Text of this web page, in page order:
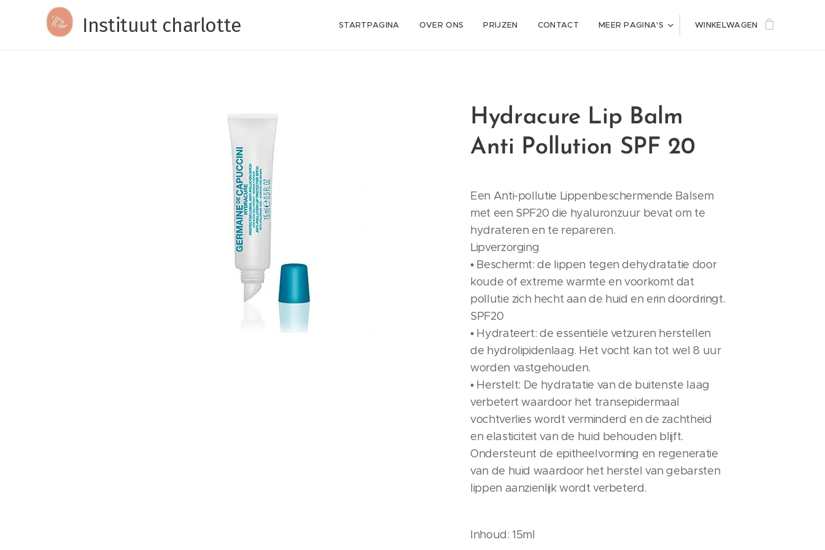
Instituut charlotte STARTPAGINA OVER ONS PRIJZEN CONTACT MEER PAGINA'S WINKELWAGEN
Hydracure Lip Balm
Anti Pollution SPF 20
Een Anti-pollutie Lippenbeschermende Balsem
met een SPF20 die hyaluronzuur bevat om te
hydrateren en te repareren.
Lipverzorging
• Beschermt: de lippen tegen dehydratatie door
koude of extreme warmte en voorkomt dat
pollutie zich hecht aan de huid en erin doordringt.
SPF20
• Hydrateert: de essentiële vetzuren herstellen
de hydrolipidenlaag. Het vocht kan tot wel 8 uur
worden vastgehouden.
• Herstelt: De hydratatie van de buitenste laag
verbetert waardoor het transepidermaal
vochtverlies wordt verminderd en de zachtheid
en elasticiteit van de huid behouden blijft.
Ondersteunt de epitheelvorming en regeneratie
van de huid waardoor het herstel van gebarsten
lippen aanzienlijk wordt verbeterd.
Inhoud: 15ml